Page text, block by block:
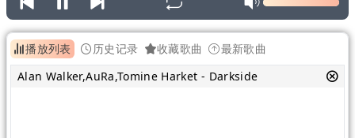
播放列表 历史记录 收藏歌曲
最新歌曲
Alan Walker,AuRa,Tomine Harket - Darkside